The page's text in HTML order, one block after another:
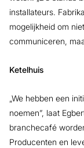
installateurs.
mogelijkheid om
communiceren,
Ketelhuis
„We hebben een
noemen”, laat
branchecafé
Producenten en